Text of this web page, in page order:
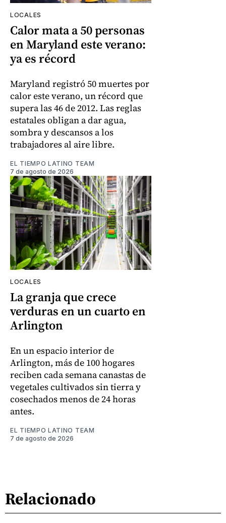
LOCALES
Calor mata a 50 personas
en Maryland este verano:
ya es récord
Maryland registró 50 muertes por
calor este verano, un récord que
supera las 46 de 2012. Las reglas
estatales obligan a dar agua,
sombra y descansos a los
trabajadores al aire libre.
EL TIEMPO LATINO TEAM
7 de agosto de 2026
LOCALES
La granja que crece
verduras en un cuarto en
Arlington
En un espacio interior de
Arlington, más de 100 hogares
reciben cada semana canastas de
vegetales cultivados sin tierra y
cosechados menos de 24 horas
antes.
EL TIEMPO LATINO TEAM
7 de agosto de 2026
Relacionado